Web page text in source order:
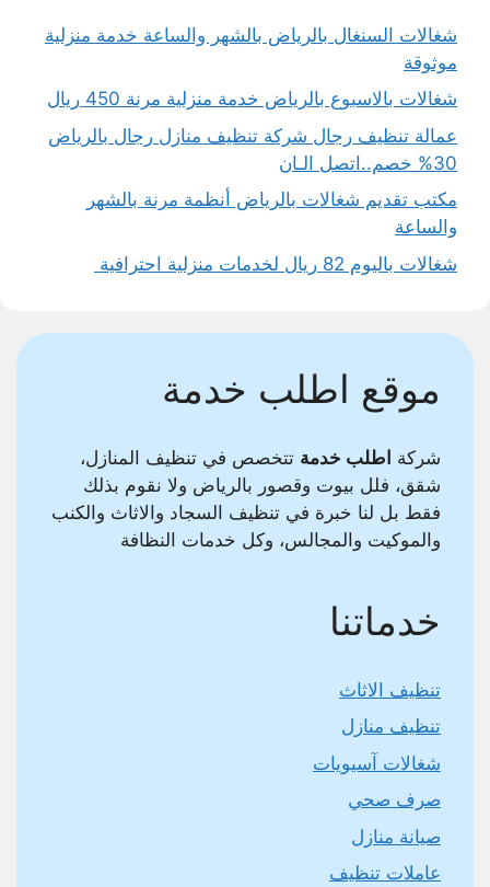
شغالات السنغال بالرياض بالشهر والساعة خدمة منزلية
موثوقة
شغالات بالاسبوع بالرياض خدمة منزلية مرنة 450 ريال
عمالة تنظيف رجال شركة تنظيف منازل رجال بالرياض
30% خصم..اتصل الـان
مكتب تقديم شغالات بالرياض أنظمة مرنة بالشهر
والساعة
شغالات باليوم 82 ريال لخدمات منزلية احترافية
موقع اطلب خدمة
شركة اطلب خدمة تتخصص في تنظيف المنازل،
شقق، فلل بيوت وقصور بالرياض ولا نقوم بذلك
فقط بل لنا خبرة في تنظيف السجاد والاثاث والكنب
والموكيت والمجالس، وكل خدمات النظافة
خدماتنا
تنظيف الاثاث
تنظيف منازل
شغالات آسيويات
صرف صحي
صيانة منازل
عاملات تنظيف